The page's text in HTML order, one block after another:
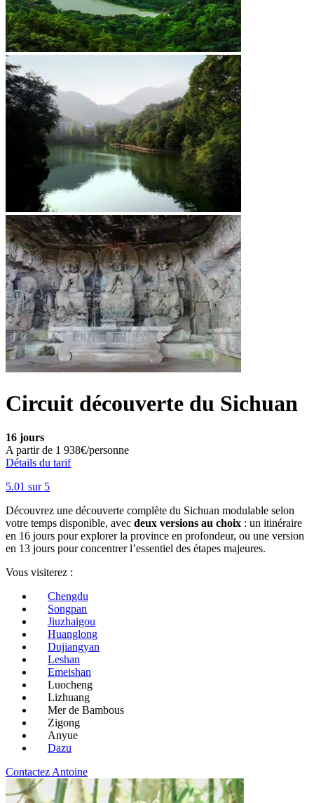
Circuit découverte du Sichuan
16 jours
A partir de 1 938€/personne
Détails du tarif
5.01 sur 5
Découvrez une découverte complète du Sichuan modulable selon
votre temps disponible, avec deux versions au choix : un itinéraire
en 16 jours pour explorer la province en profondeur, ou une version
en 13 jours pour concentrer l’essentiel des étapes majeures.
Vous visiterez :
Chengdu
Songpan
Jiuzhaigou
Huanglong
Dujiangyan
Leshan
Emeishan
Luocheng
Lizhuang
Mer de Bambous
Zigong
Anyue
Dazu
Contactez Antoine